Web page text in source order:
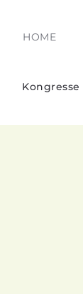
HOME
Kongresse